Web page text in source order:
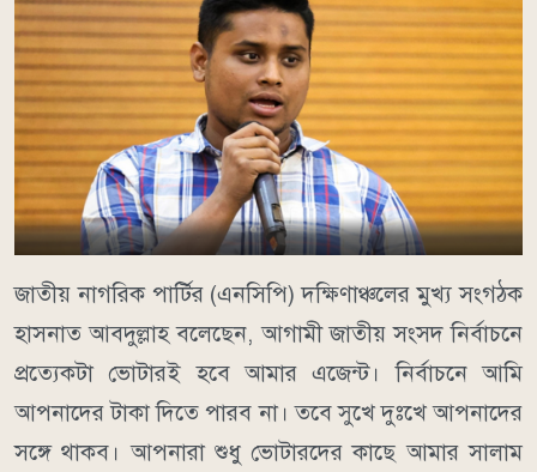
জাতীয় নাগরিক পার্টির (এনসিপি) দক্ষিণাঞ্চলের মুখ্য সংগঠক
হাসনাত আবদুল্লাহ বলেছেন, আগামী জাতীয় সংসদ নির্বাচনে
প্রত্যেকটা ভোটারই হবে আমার এজেন্ট। নির্বাচনে আমি
আপনাদের টাকা দিতে পারব না। তবে সুখে দুঃখে আপনাদের
সঙ্গে থাকব। আপনারা শুধু ভোটারদের কাছে আমার সালাম